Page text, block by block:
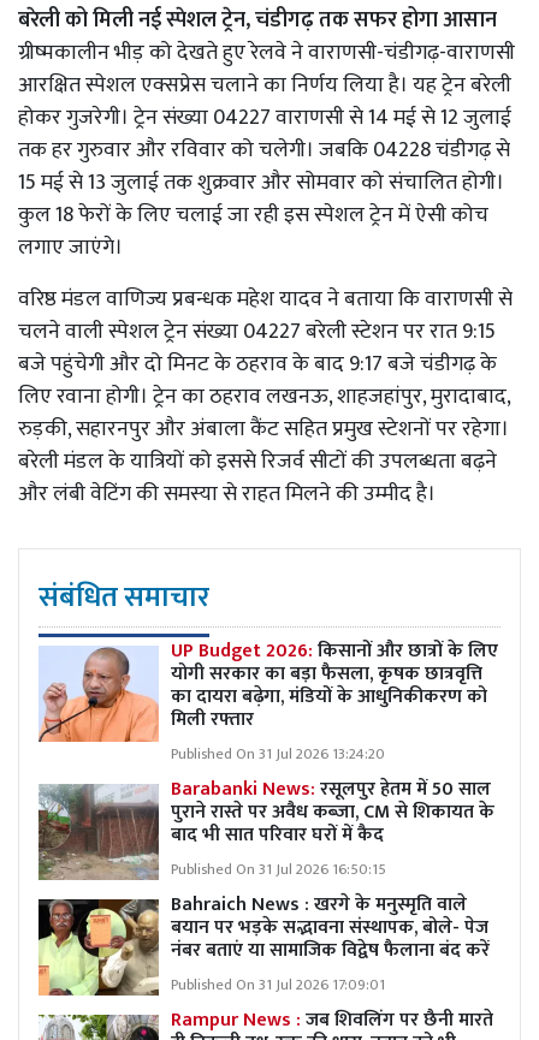
बरेली को मिली नई स्पेशल ट्रेन, चंडीगढ़ तक सफर होगा आसान
ग्रीष्मकालीन भीड़ को देखते हुए रेलवे ने वाराणसी-चंडीगढ़-वाराणसी
आरक्षित स्पेशल एक्सप्रेस चलाने का निर्णय लिया है। यह ट्रेन बरेली
होकर गुजरेगी। ट्रेन संख्या 04227 वाराणसी से 14 मई से 12 जुलाई
तक हर गुरुवार और रविवार को चलेगी। जबकि 04228 चंडीगढ़ से
15 मई से 13 जुलाई तक शुक्रवार और सोमवार को संचालित होगी।
कुल 18 फेरों के लिए चलाई जा रही इस स्पेशल ट्रेन में ऐसी कोच
लगाए जाएंगे।
वरिष्ठ मंडल वाणिज्य प्रबन्धक महेश यादव ने बताया कि वाराणसी से
चलने वाली स्पेशल ट्रेन संख्या 04227 बरेली स्टेशन पर रात 9:15
बजे पहुंचेगी और दो मिनट के ठहराव के बाद 9:17 बजे चंडीगढ़ के
लिए रवाना होगी। ट्रेन का ठहराव लखनऊ, शाहजहांपुर, मुरादाबाद,
रुड़की, सहारनपुर और अंबाला कैंट सहित प्रमुख स्टेशनों पर रहेगा।
बरेली मंडल के यात्रियों को इससे रिजर्व सीटों की उपलब्धता बढ़ने
और लंबी वेटिंग की समस्या से राहत मिलने की उम्मीद है।
संबंधित समाचार
UP Budget 2026:किसानों और छात्रों के लिए
योगी सरकार का बड़ा फैसला, कृषक छात्रवृत्ति
का दायरा बढ़ेगा, मंडियों के आधुनिकीकरण को
मिली रफ्तार
Published On 31 Jul 2026 13:24:20
Barabanki News:रसूलपुर हेतम में 50 साल
पुराने रास्ते पर अवैध कब्ज़ा, CM से शिकायत के
बाद भी सात परिवार घरों में कैद
Published On 31 Jul 2026 16:50:15
Bahraich News : खरगे के मनुस्मृति वाले
बयान पर भड़के सद्भावना संस्थापक, बोले- पेज
नंबर बताएं या सामाजिक विद्वेष फैलाना बंद करें
Published On 31 Jul 2026 17:09:01
Rampur News :जब शिवलिंग पर छैनी मारते